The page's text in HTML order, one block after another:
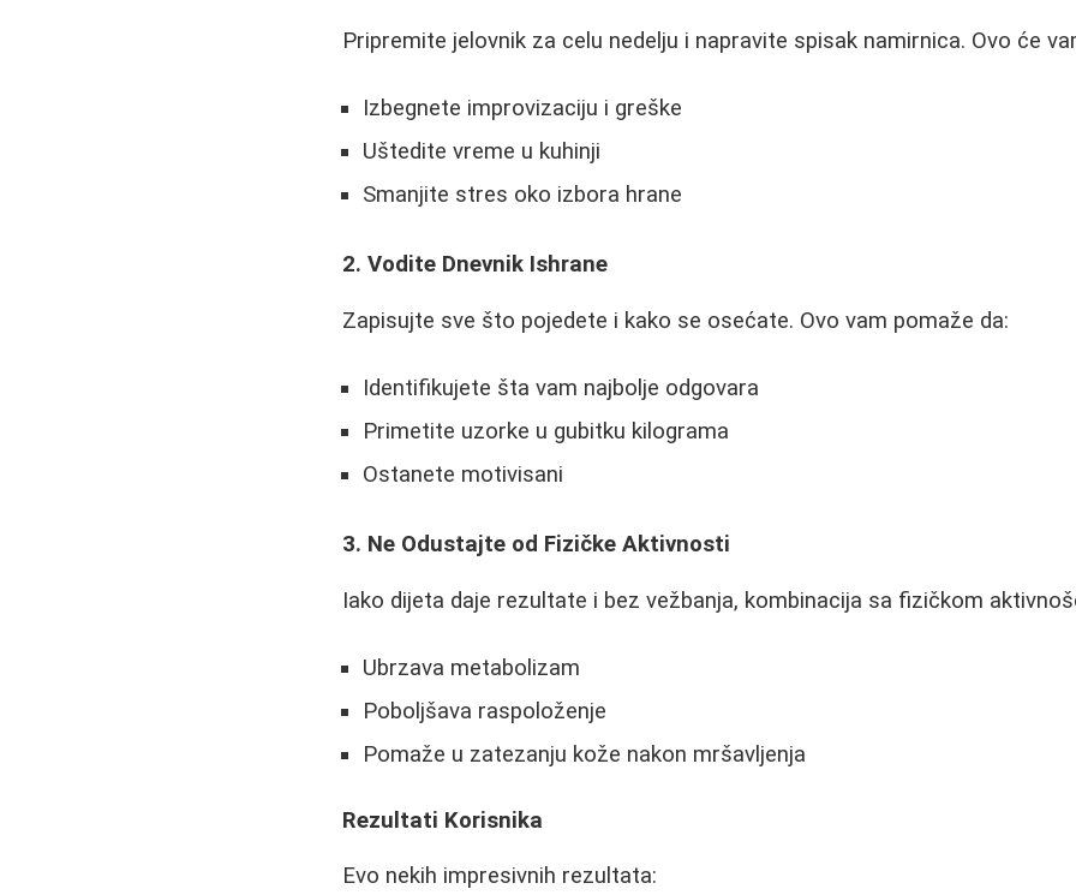
Pripremite jelovnik za celu nedelju i napravite spisak namirnica. Ovo će
Izbegnete improvizaciju i greške
Uštedite vreme u kuhinji
Smanjite stres oko izbora hrane
2. Vodite Dnevnik Ishrane
Zapisujte sve što pojedete i kako se osećate. Ovo vam pomaže da:
Identifikujete šta vam najbolje odgovara
Primetite uzorke u gubitku kilograma
Ostanete motivisani
3. Ne Odustajte od Fizičke Aktivnosti
Iako dijeta daje rezultate i bez vežbanja, kombinacija sa fizičkom
Ubrzava metabolizam
Poboljšava raspoloženje
Pomaže u zatezanju kože nakon mršavljenja
Rezultati Korisnika
Evo nekih impresivnih rezultata: